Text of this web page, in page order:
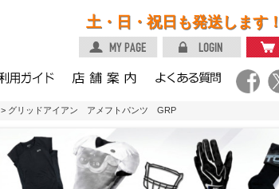
土・日・祝日も発送します！
> グリッドアイアン アメフトパンツ GRP